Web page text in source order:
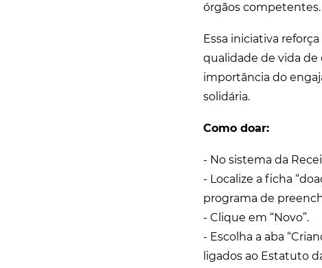
órgãos competentes.
Essa iniciativa
qualidade de vida de
importância do
solidária.
Como doar:
- No sistema da
- Localize a ficha
programa de
- Clique em “Novo”.
- Escolha a aba
ligados ao Estatuto